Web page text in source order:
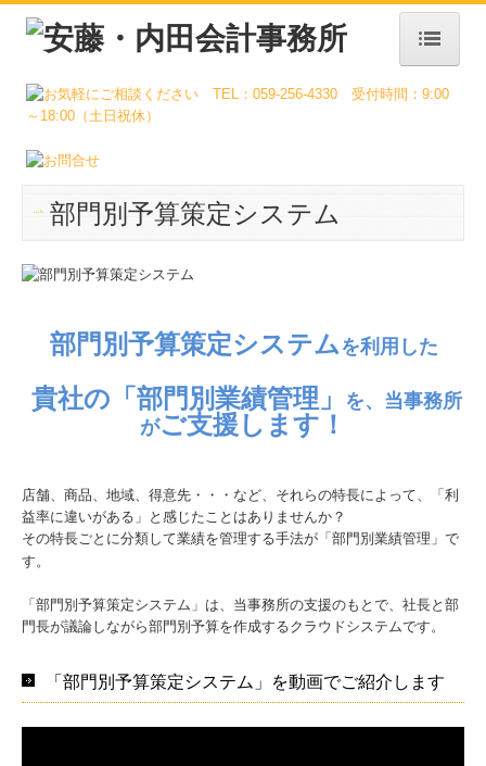
トップページ
事務所案内
業務案内
採用情報
キャリアアップ
事務所通信
お問合せ
個人情報保護方針
部門別予算策定システム
部門別予算策定システム を利用した
貴社の 「部門別業績管理」 を、 当事務所
がご支援します！
店舗、商品、地域、得意先・・・など、それらの特長によって、「利
益率に違いがある」と感じたことはありませんか？
その特長ごとに分類して業績を管理する手法が「部門別業績管理」で
す。
「部門別予算策定システム」は、当事務所の支援のもとで、社長と部
門長が議論しながら部門別予算を作成するクラウドシステムです。
「部門別予算策定システム」を動画でご紹介します